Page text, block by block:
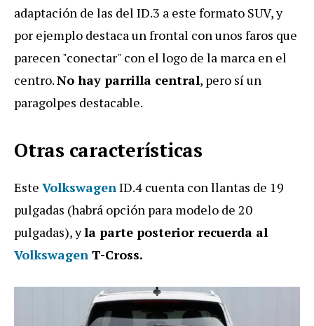
adaptación de las del ID.3 a este formato SUV, y
por ejemplo destaca un frontal con unos faros que
parecen "conectar" con el logo de la marca en el
centro.No hay parrilla central, pero sí un
paragolpes destacable.
Otras características
Este VolkswagenID.4 cuenta con llantas de 19
pulgadas (habrá opción para modelo de 20
pulgadas), yla parte posterior recuerda al
Volkswagen T-Cross.